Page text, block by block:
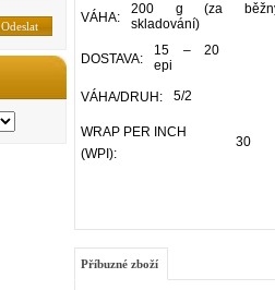
VÁHA:
200 g (za
skladování)
DOSTAVA:
15 – 20
epi
VÁHA/DRUH: 5/2
WRAP PER INCH
(WPI):
30
Příbuzné zboží